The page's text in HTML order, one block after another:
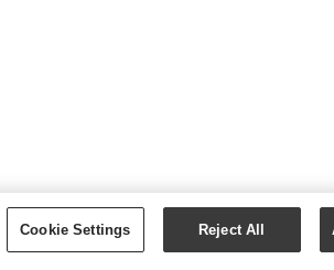
Cookie Settings Reject All